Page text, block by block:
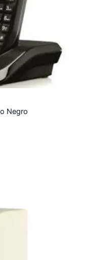
Negro